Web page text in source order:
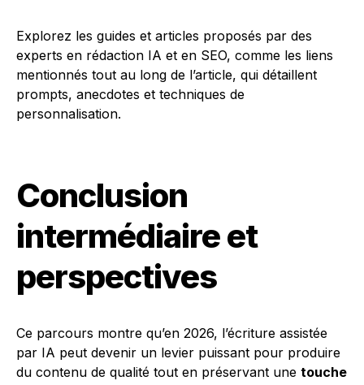
Explorez les guides et articles proposés par des
experts en rédaction IA et en SEO, comme les liens
mentionnés tout au long de l’article, qui détaillent
prompts, anecdotes et techniques de
personnalisation.
Conclusion
intermédiaire et
perspectives
Ce parcours montre qu’en 2026, l’écriture assistée
par IA peut devenir un levier puissant pour produire
du contenu de qualité tout en préservant une touche